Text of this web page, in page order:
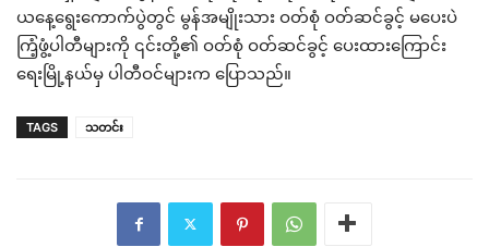
ယနေ့ရွေးကောက်ပွဲတွင် မွန်အမျိုးသား ဝတ်စုံ ဝတ်ဆင်ခွင့် မပေးပဲ
ကြံ့ဖွံ့ပါတီများကို ၎င်းတို့၏ ဝတ်စုံ ဝတ်ဆင်ခွင့် ပေးထားကြောင်း
ရေးမြို့နယ်မှ ပါတီဝင်များက ပြောသည်။
TAGS သတင်း